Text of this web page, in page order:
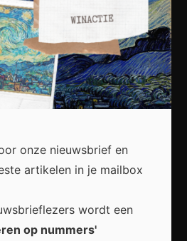
recent
je een persoonlijke en
leefruimte
onze nieuwsbrief en
artikelen in je mailbox
wordt een
op nummers'